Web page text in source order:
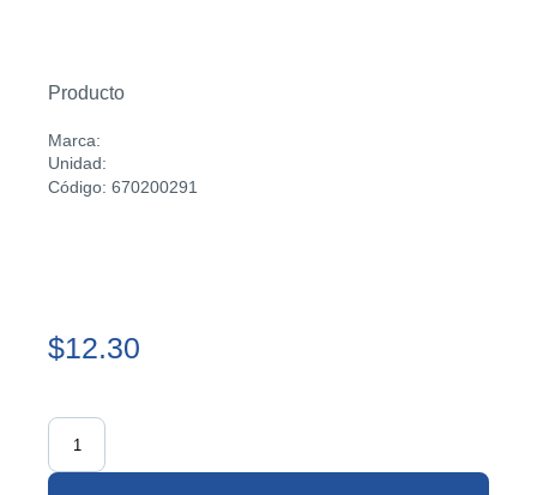
Producto
Marca:
Unidad:
Código: 670200291
$12.30